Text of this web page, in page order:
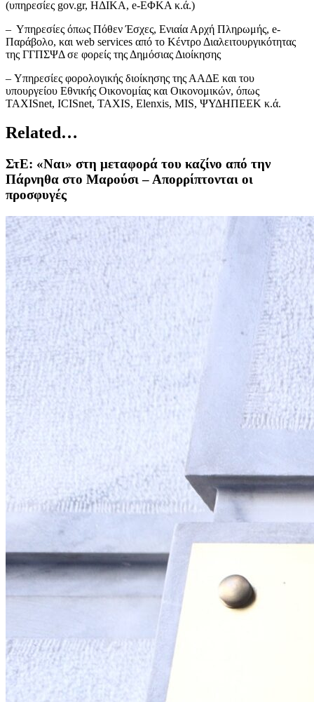
(υπηρεσίες gov.gr, ΗΔΙΚΑ, e-ΕΦΚΑ κ.ά.)
– Υπηρεσίες όπως Πόθεν Έσχες, Ενιαία Αρχή Πληρωμής, e-
Παράβολο, και web services από το Κέντρο Διαλειτουργικότητας
της ΓΓΠΣΨΔ σε φορείς της Δημόσιας Διοίκησης
– Υπηρεσίες φορολογικής διοίκησης της ΑΑΔΕ και του
υπουργείου Εθνικής Οικονομίας και Οικονομικών, όπως
TAXISnet, ICISnet, TAXIS, Elenxis, MIS, ΨΥΔΗΠΕΕΚ κ.ά.
Related…
ΣτΕ: «Ναι» στη μεταφορά του καζίνο από την
Πάρνηθα στο Μαρούσι – Απορρίπτονται οι
προσφυγές